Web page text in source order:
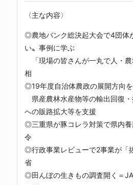
〈主な内容〉
◎農地バンク総決起大会で4団体
い〟事例に学ぶ
「現場の皆さんが一丸で人・
相
◎19年度自治体農政の展開方向
県産農林水産物等の輸出回復
への販路拡大等を支援
◎三重県が豚コレラ対策で県内
令
◎行政事業レビューで2事業が「
省
◎田んぼの生きもの調査開く＝